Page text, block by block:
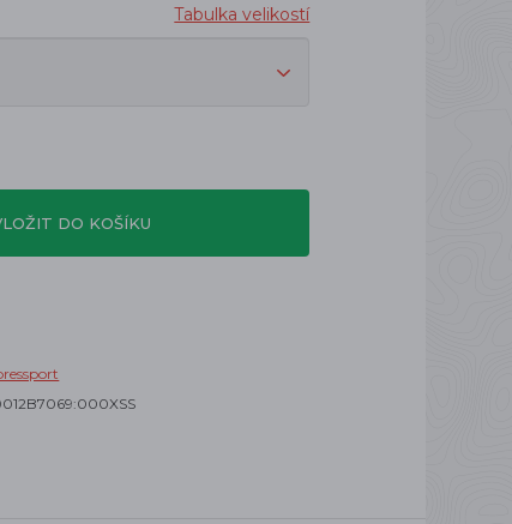
Tabulka velikostí
DO KOŠÍKU